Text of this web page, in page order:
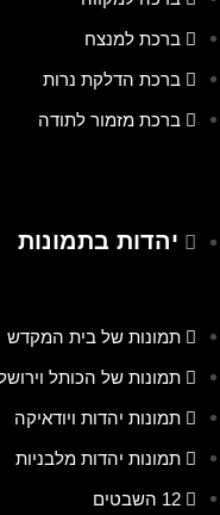
ברכת למנצח
ברכת הדלקת נרות
ברכת מזמור לתודה
יהדות בתמונות
תמונות של בית המקדש
תמונות של הכותל
תמונות יהדות ויודאיקה
תמונות יהדות מלבניות
12 השבטים